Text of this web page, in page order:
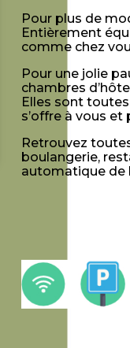
Pour plus de
Entièrement
comme chez
Pour une jolie
chambres
Elles sont
s’offre à vous et
Retrouvez
boulangerie,
automatique de